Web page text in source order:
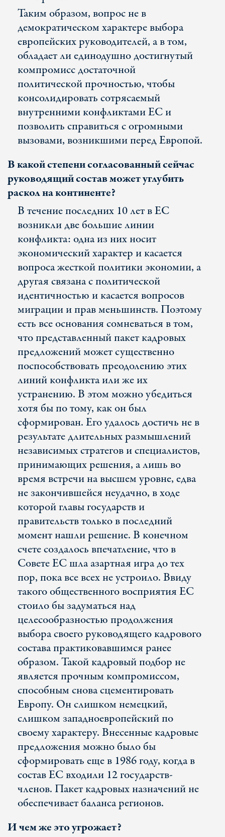
Таким образом, вопрос не в
демократическом характере выбора
европейских руководителей, а в том,
обладает ли единодушно достигнутый
компромисс достаточной
политической прочностью, чтобы
консолидировать сотрясаемый
внутренними конфликтами ЕС и
позволить справиться с огромными
вызовами, возникшими перед Европой.
В какой степени согласованный сейчас
руководящий состав может углубить
раскол на континенте?
В течение последних 10 лет в ЕС
возникли две большие линии
конфликта: одна из них носит
экономический характер и касается
вопроса жесткой политики экономии, а
другая связана с политической
идентичностью и касается вопросов
миграции и прав меньшинств. Поэтому
есть все основания сомневаться в том,
что представленный пакет кадровых
предложений может существенно
поспособствовать преодолению этих
линий конфликта или же их
устранению. В этом можно убедиться
хотя бы по тому, как он был
сформирован. Его удалось достичь не в
результате длительных размышлений
независимых стратегов и специалистов,
принимающих решения, а лишь во
время встречи на высшем уровне, едва
не закончившейся неудачно, в ходе
которой главы государств и
правительств только в последний
момент нашли решение. В конечном
счете создалось впечатление, что в
Совете ЕС шла азартная игра до тех
пор, пока все всех не устроило. Ввиду
такого общественного восприятия ЕС
стоило бы задуматься над
целесообразностью продолжения
выбора своего руководящего кадрового
состава практиковавшимся ранее
образом. Такой кадровый подбор не
является прочным компромиссом,
способным снова сцементировать
Европу. Он слишком немецкий,
слишком западноевропейский по
своему характеру. Внесенные кадровые
предложения можно было бы
сформировать еще в 1986 году, когда в
состав ЕС входили 12 государств-
членов. Пакет кадровых назначений не
обеспечивает баланса регионов.
И чем же это угрожает?